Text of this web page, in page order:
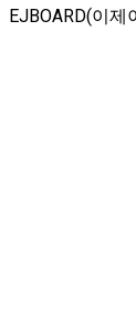
EJBOARD(이